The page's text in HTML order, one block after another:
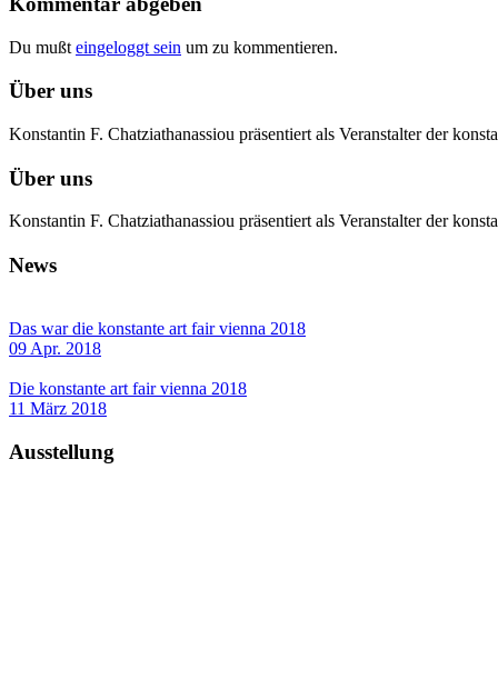
Du mußt eingeloggt sein um zu kommentieren.
Über uns
Konstantin F. Chatziathanassiou präsentiert als Veranstalter der
Über uns
Konstantin F. Chatziathanassiou präsentiert als Veranstalter der
News
Das war die konstante art fair vienna 2018
09 Apr. 2018
Die konstante art fair vienna 2018
11 März 2018
Ausstellung